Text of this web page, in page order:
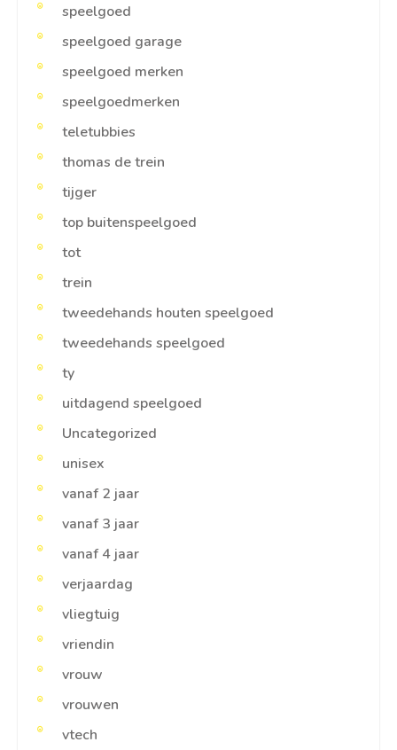
speelgoed
speelgoed garage
speelgoed merken
speelgoedmerken
teletubbies
thomas de trein
tijger
top buitenspeelgoed
tot
trein
tweedehands houten speelgoed
tweedehands speelgoed
ty
uitdagend speelgoed
Uncategorized
unisex
vanaf 2 jaar
vanaf 3 jaar
vanaf 4 jaar
verjaardag
vliegtuig
vriendin
vrouw
vrouwen
vtech